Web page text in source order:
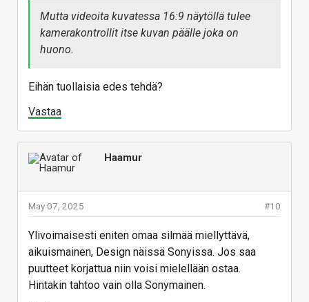
Mutta videoita kuvatessa 16:9 näytöllä tulee
kamerakontrollit itse kuvan päälle joka on
huono.
Eihän tuollaisia edes tehdä?
Vastaa
Haamur
#10
May 07, 2025
Ylivoimaisesti eniten omaa silmää miellyttävä,
aikuismainen, Design näissä Sonyissa. Jos saa
puutteet korjattua niin voisi mielellään ostaa.
Hintakin tahtoo vain olla Sonymainen.